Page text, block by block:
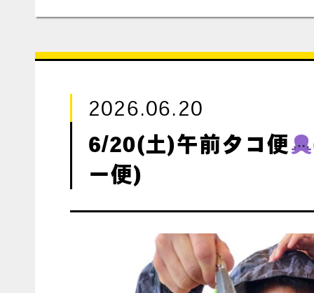
2026.06.20
6/20(土)午前タコ便
ー便)